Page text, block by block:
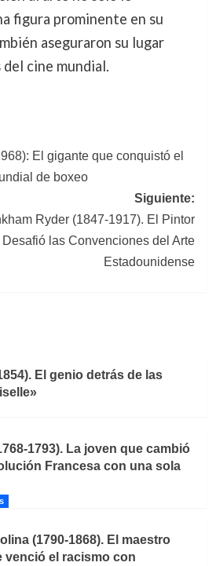
figura prominente en su
aseguraron su lugar
cine mundial.
El gigante que conquistó el
de boxeo
Siguiente:
Ryder (1847-1917). El Pintor
las Convenciones del Arte
Estadounidense
El genio detrás de las
1793). La joven que cambió
Francesa con una sola
(1790-1868). El maestro
venció el racismo con